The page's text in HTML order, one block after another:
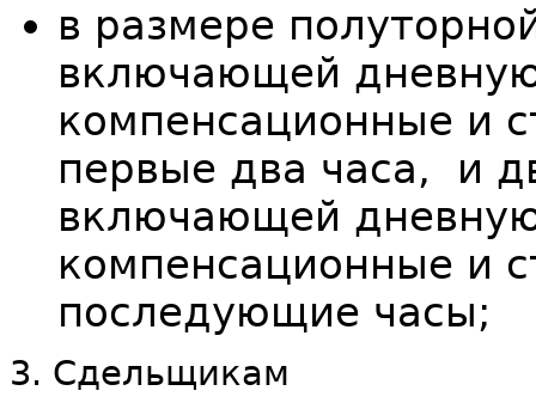
в размере
включающей
компенсационные и
первые два часа, и
включающей
компенсационные и
последующие часы;
3. Сдельщикам